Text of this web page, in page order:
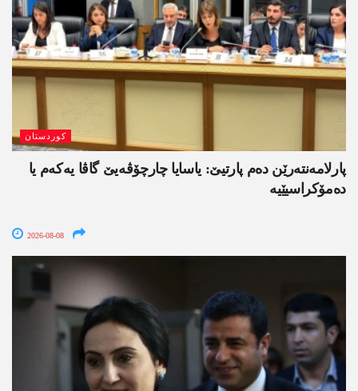
کوردستان
پارلامەنتەرێن دەم پارتیێ: یاسایا چارچۆڤەیێ گاڤا یەکەم یا
دەمۆکراسیێیە
2026-08-08